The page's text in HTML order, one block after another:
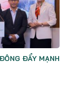
ĐẨY MẠNH